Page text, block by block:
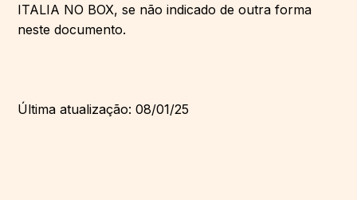
ITALIA NO BOX, se não indicado de outra forma
neste documento.
Última atualização: 08/01/25